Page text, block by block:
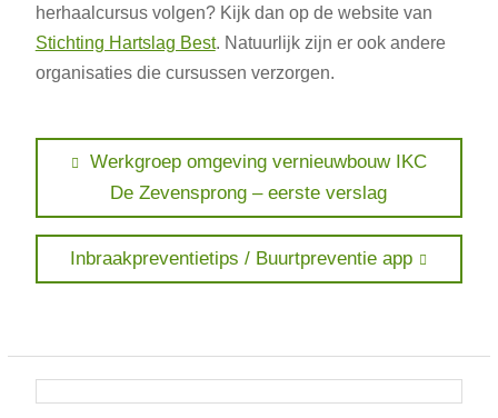
herhaalcursus volgen? Kijk dan op de website van
Stichting Hartslag Best. Natuurlijk zijn er ook andere
organisaties die cursussen verzorgen.
Bericht
navigatie
Previous
post:
Werkgroep omgeving vernieuwbouw IKC
De Zevensprong – eerste verslag
Next
post:
Inbraakpreventietips / Buurtpreventie app